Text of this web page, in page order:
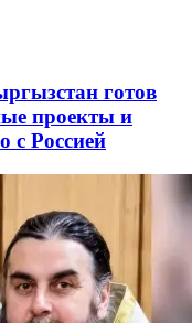
готов
проекты и
с Россией